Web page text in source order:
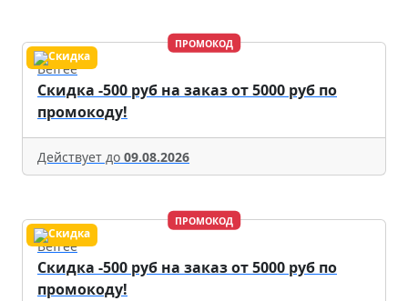
ПРОМОКОД
Befree
Скидка -500 руб на заказ от 5000 руб по
промокоду!
Действует до 09.08.2026
ПРОМОКОД
Befree
Скидка -500 руб на заказ от 5000 руб по
промокоду!